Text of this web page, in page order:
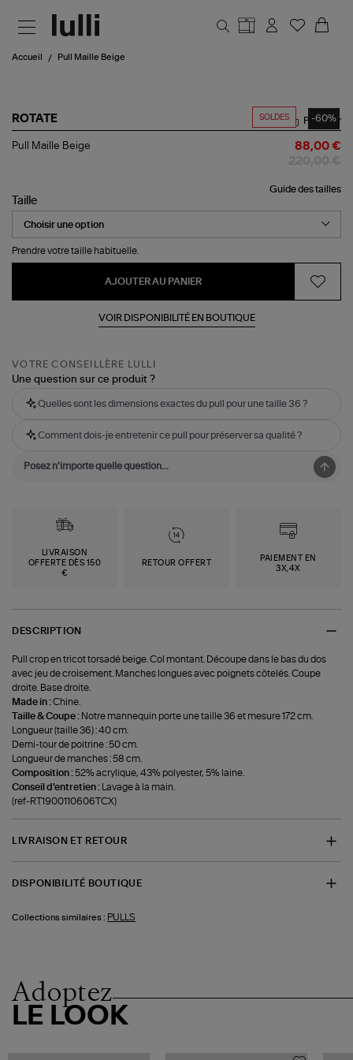
Accueil Pull Maille Beige
SOLDES -60%
ROTATE
Pull
Partager
Pull Maille Beige 88,00 €
Guide des tailles
Taille
Prendre votre taille habituelle.
AJOUTER AU PANIER
VOIR DISPONIBILITÉ EN BOUTIQUE
VOTRE CONSEILLÈRE LULLI
Une question sur ce produit ?
Quelles sont les dimensions exactes du pull pour une taille 36 ?
Comment dois-je entretenir ce pull pour préserver sa qualité ?
LIVRAISON
OFFERTE DÈS 150
€
RETOUR OFFERT
PAIEMENT EN
3X,4X
DESCRIPTION
Pull crop en tricot torsadé beige. Col montant. Découpe dans le bas du dos
avec jeu de croisement. Manches longues avec poignets côtelés. Coupe
droite. Base droite.
Made in :Chine.
Taille & Coupe : Notre mannequin porte une taille 36 et mesure 172 cm.
Longueur (taille 36) : 40 cm.
Demi-tour de poitrine : 50 cm.
Longueur de manches : 58 cm.
Composition :52% acrylique, 43% polyester, 5% laine.
Conseil d'entretien : Lavage à la main.
(ref-RT1900110606TCX)
LIVRAISON ET RETOUR
DISPONIBILITÉ BOUTIQUE
Collections similaires : PULLS
Adoptez
LE LOOK